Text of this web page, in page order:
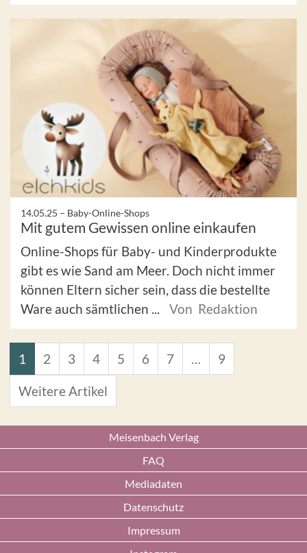
14.05.25 – Baby-Online-Shops
Mit gutem Gewissen online einkaufen
Online-Shops für Baby- und Kinderprodukte
gibt es wie Sand am Meer. Doch nicht immer
können Eltern sicher sein, dass die bestellte
Ware auch sämtlichen ...
Von Redaktion
1 2 3 4 5 6 7 … 9
Weitere Artikel
Meisenbach Verlag
FAQ
Mediadaten
Datenschutz
Impressum